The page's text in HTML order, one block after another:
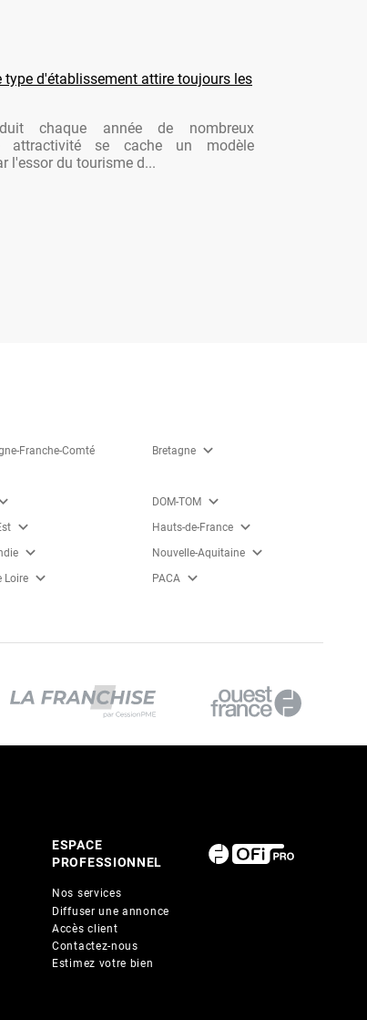
type d'établissement attire toujours les
chaque année de nombreux
attractivité se cache un modèle
l'essor du tourisme d...
Franche-Comté Bretagne expand_more
DOM-TOM expand_more
expand_more Hauts-de-France expand_more
expand_more Nouvelle-Aquitaine expand_more
Loire expand_more PACA expand_more
ESPACE
PROFESSIONNEL
Nos services
Diffuser une annonce
Accès client
Contactez-nous
Estimez votre bien